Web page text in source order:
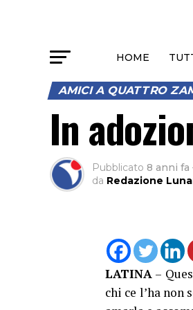
HOME
AMICI A QUATTRO
In
Pubblicato 8 anni fa
da Redazione
LATINA –
chi ce l’ha non